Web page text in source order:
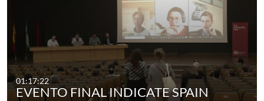
01:17:22
EVENTO FINAL INDICATE SPAIN